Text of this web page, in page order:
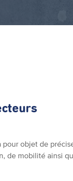
pour objet de
de mobilité ainsi